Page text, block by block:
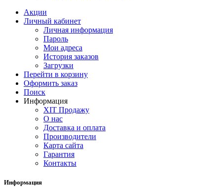
Акции
Личный кабинет
Личная информация
Пароль
Мои адреса
История заказов
Загрузки
Перейти в корзину
Оформить заказ
Поиск
Информация
ХІТ Продажу
О нас
Доставка и оплата
Производители
Карта сайта
Гарантия
Контакты
Информация